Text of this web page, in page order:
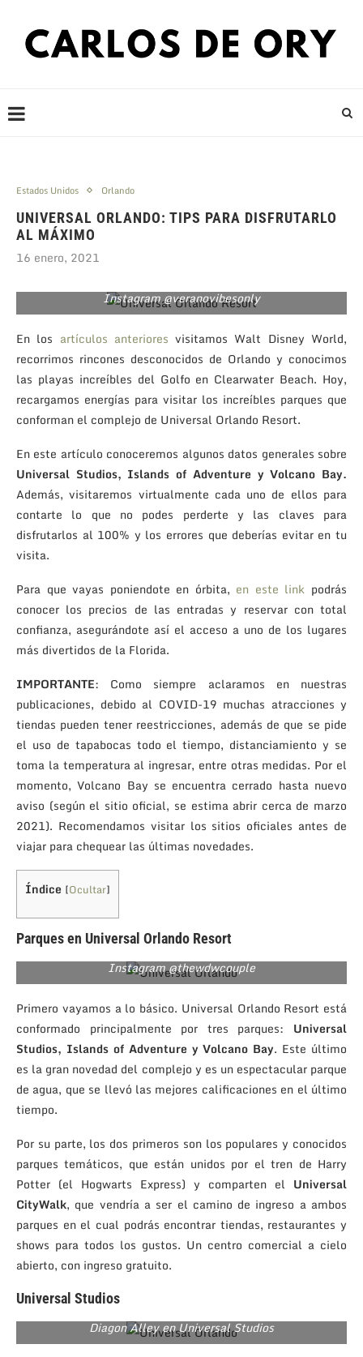
Estados Unidos Orlando
UNIVERSAL ORLANDO: TIPS PARA DISFRUTARLO
AL MÁXIMO
16 enero, 2021
Instagram @veranovibesonly
En los artículos anteriores visitamos Walt Disney World,
recorrimos rincones desconocidos de Orlando y conocimos
las playas increíbles del Golfo en Clearwater Beach. Hoy,
recargamos energías para visitar los increíbles parques que
conforman el complejo de Universal Orlando Resort.
En este artículo conoceremos algunos datos generales sobre
Universal Studios, Islands of Adventure y Volcano Bay.
Además, visitaremos virtualmente cada uno de ellos para
contarte lo que no podes perderte y las claves para
disfrutarlos al 100% y los errores que deberías evitar en tu
visita.
Para que vayas poniendote en órbita, en este link podrás
conocer los precios de las entradas y reservar con total
confianza, asegurándote así el acceso a uno de los lugares
más divertidos de la Florida.
IMPORTANTE: Como siempre aclaramos en nuestras
publicaciones, debido al COVID-19 muchas atracciones y
tiendas pueden tener reestricciones, además de que se pide
el uso de tapabocas todo el tiempo, distanciamiento y se
toma la temperatura al ingresar, entre otras medidas. Por el
momento, Volcano Bay se encuentra cerrado hasta nuevo
aviso (según el sitio oficial, se estima abrir cerca de marzo
2021). Recomendamos visitar los sitios oficiales antes de
viajar para chequear las últimas novedades.
Índice [Ocultar]
Parques en Universal Orlando Resort
Instagram @thewdwcouple
Primero vayamos a lo básico. Universal Orlando Resort está
conformado principalmente por tres parques: Universal
Studios, Islands of Adventure y Volcano Bay. Este último
es la gran novedad del complejo y es un espectacular parque
de agua, que se llevó las mejores calificaciones en el último
tiempo.
Por su parte, los dos primeros son los populares y conocidos
parques temáticos, que están unidos por el tren de Harry
Potter (el Hogwarts Express) y comparten el Universal
CityWalk, que vendría a ser el camino de ingreso a ambos
parques en el cual podrás encontrar tiendas, restaurantes y
shows para todos los gustos. Un centro comercial a cielo
abierto, con ingreso gratuito.
Universal Studios
Diagon Alley en Universal Studios